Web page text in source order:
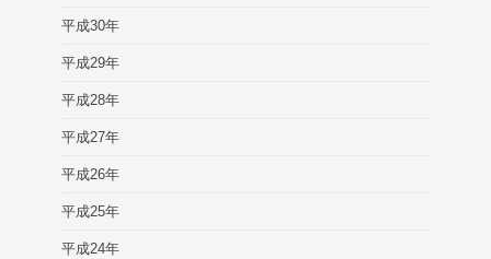
平成30年
平成29年
平成28年
平成27年
平成26年
平成25年
平成24年